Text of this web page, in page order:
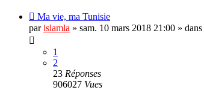
Ma vie, ma Tunisie
parislamla » sam. 10 mars 2018 21:00 » dans
1
2
23 Réponses
906027 Vues